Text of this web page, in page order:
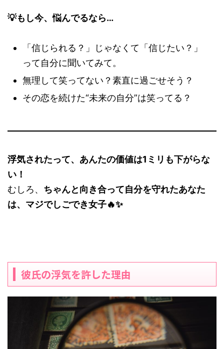
💡もし今、悩んでるなら…
「信じられる？」じゃなくて「信じたい？」
って自分に聞いてみて。
無理して笑ってない？素直に過ごせそう？
その恋を続けた“未来の自分”は笑ってる？
浮気されたって、あんたの価値は1ミリも下がらな
い！
むしろ、 ちゃんと向き合って自分を守れたあなた
は、マジでしごでき女子🔥✨
彼氏の浮気を許した理由